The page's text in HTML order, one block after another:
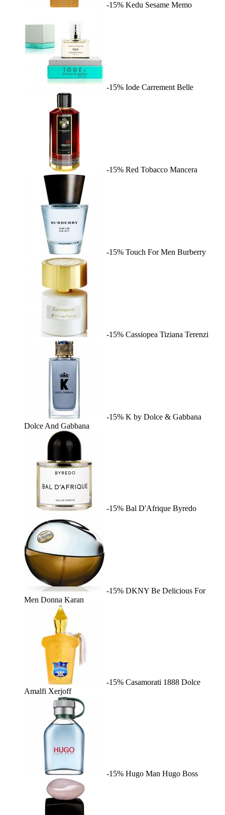
-15% Kedu Sesame Memo
-15% Iode Carrement Belle
-15% Red Tobacco Mancera
-15% Touch For Men Burberry
-15% Cassiopea Tiziana Terenzi
-15% K by Dolce & Gabbana
Dolce And Gabbana
-15% Bal D'Afrique Byredo
-15% DKNY Be Delicious For
Men Donna Karan
-15% Casamorati 1888 Dolce
Amalfi Xerjoff
-15% Hugo Man Hugo Boss